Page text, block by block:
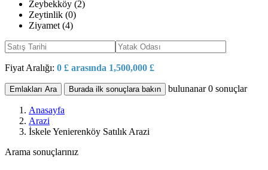
Zeybekköy (2)
Zeytinlik (0)
Ziyamet (4)
Fiyat Aralığı: 0 £ arasında 1,500,000 £
Emlakları Ara Burada ilk sonuçlara bakın bulunanar0 sonuçlar
Anasayfa
Arazi
İskele Yenierenköy Satılık Arazi
Arama sonuçlarınız